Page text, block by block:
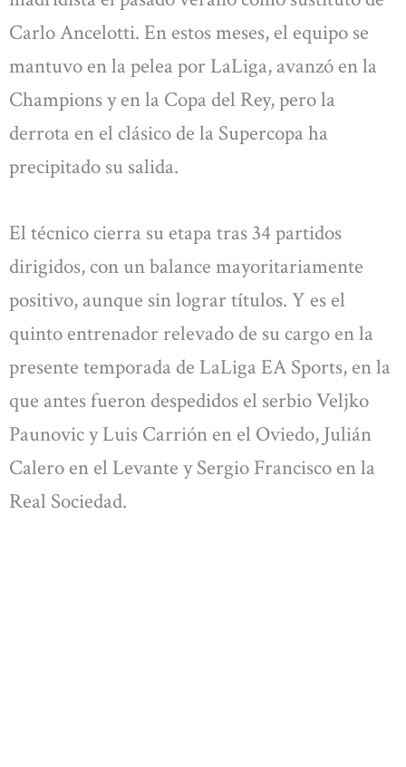
Carlo Ancelotti. En estos meses, el equipo se
mantuvo en la pelea por LaLiga, avanzó en la
Champions y en la Copa del Rey, pero la
derrota en el clásico de la Supercopa ha
precipitado su salida.
El técnico cierra su etapa tras 34 partidos
dirigidos, con un balance mayoritariamente
positivo, aunque sin lograr títulos. Y es el
quinto entrenador relevado de su cargo en la
presente temporada de LaLiga EA Sports, en la
que antes fueron despedidos el serbio Veljko
Paunovic y Luis Carrión en el Oviedo, Julián
Calero en el Levante y Sergio Francisco en la
Real Sociedad.